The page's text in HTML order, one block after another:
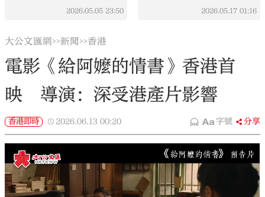
2026.05.05 23:50 2026.05.17 01:16
大公文匯網>>新聞>>香港
電影《給阿嬤的情書》香港首
映 導演：深受港產片影響
香港即時 2026.06.13 00:20 字號 分享